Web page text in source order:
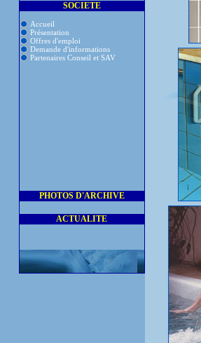
SOCIETE
Accueil
Présentation
Offres d'emploi
Demande d'informations
Partenaires Conseil et SAV
PHOTOS D'ARCHIVE
ACTUALITE